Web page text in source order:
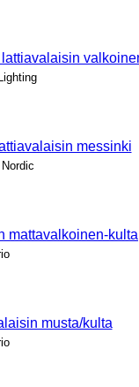
messinki
mattavalkoinen-kulta
musta/kulta